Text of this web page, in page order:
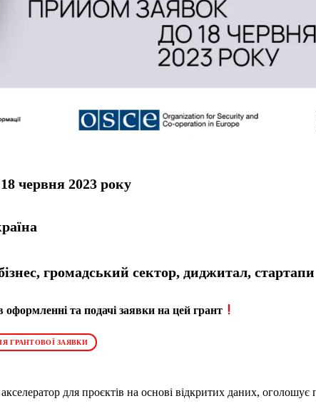
червня 2023 року
громадський сектор, диджитал, стартапи
та подачі заявки на цей грант
ГРАНТОВОЇ ЗАЯВКИ
акселератор для проєктів на основі відкритих даних,